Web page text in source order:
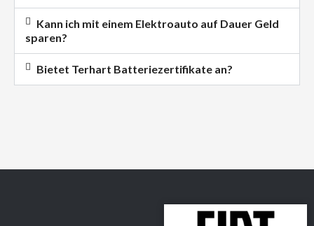
Kann ich mit einem Elektroauto auf Dauer Geld
sparen?
Bietet Terhart Batteriezertifikate an?